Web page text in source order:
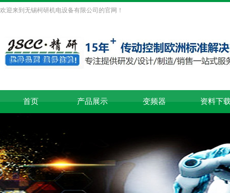
欢迎来到无锡柯研机电设备有限公司的官网！
首页 产品展示 变频器 资料下